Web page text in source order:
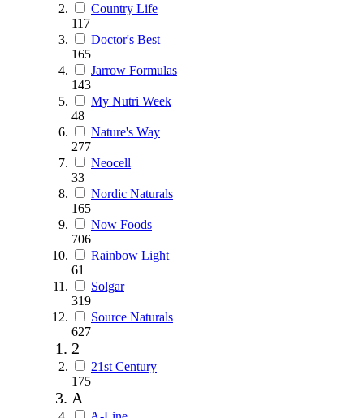
Country Life
117
Doctor's Best
165
Jarrow Formulas
143
My Nutri Week
48
Nature's Way
277
Neocell
33
Nordic Naturals
165
Now Foods
706
Rainbow Light
61
Solgar
319
Source Naturals
627
2
21st Century
175
A